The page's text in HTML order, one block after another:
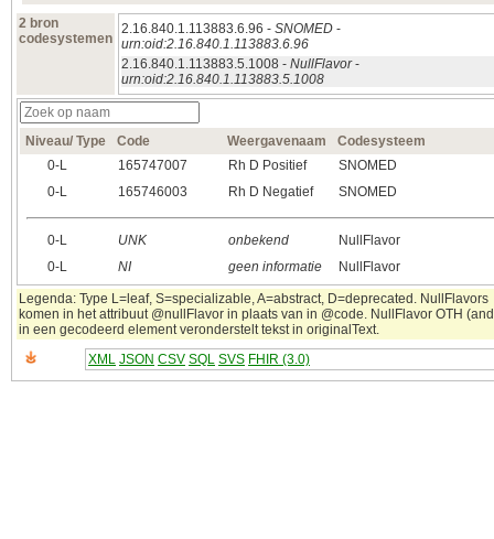
2 bron
codesystemen
2.16.840.1.113883.6.96 - SNOMED -
urn:oid:2.16.840.1.113883.6.96
2.16.840.1.113883.5.1008 - NullFlavor-
urn:oid:2.16.840.1.113883.5.1008
Niveau/ Type Code Weergavenaam
Codesysteem
0‑L
165747007 Rh D Positief
SNOMED
0‑L
165746003 Rh D Negatief SNOMED
0‑L UNK onbekend
NullFlavor
0‑L
NI geen informatie NullFlavor
Legenda: Type L=leaf, S=specializable, A=abstract, D=deprecated. NullFlavors
komen in het attribuut @nullFlavor in plaats van in @code. NullFlavor OTH
in een gecodeerd element veronderstelt tekst in originalText.
XML JSON CSV SQL SVS FHIR (3.0)